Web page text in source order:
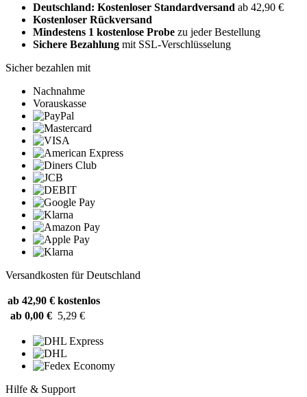
Deutschland: Kostenloser Standardversand ab 42,90 €
Kostenloser Rückversand
Mindestens 1 kostenlose Probe zu jeder Bestellung
Sichere Bezahlung mit SSL-Verschlüsselung
Sicher bezahlen mit
Nachnahme
Vorauskasse
Versandkosten für Deutschland
ab 42,90 € kostenlos
ab 0,00 € 5,29 €
Hilfe & Support